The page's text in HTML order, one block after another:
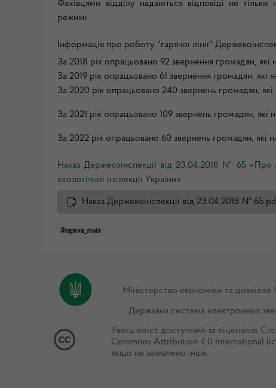
Фахівцями відділу надаються відповіді не
режимі.
Інформація про роботу "гарячої лінії"
За 2018 рік опрацьовано 92 звернення громадян,
За 2019 рік опрацьовано 61 звернення громадян,
За 2020 рік опрацьовано 240 звернень громадян,
За 2021 рік опрацьовано 109 звернень громадян,
За 2022 рік опрацьовано 60 звернень громадян, які
Наказ Держекоінспекції від 23.04.2018 № 65 «Про
екологічної інспекції України»
Наказ Держекоінспекції від 23.04.2018 №
#гаряча_лінія
Міністерство економіки та довкілля
Державна система електронних
Увесь вміст доступний за ліцензією
Commons Attribution 4.0 International
якщо не зазначено інше.